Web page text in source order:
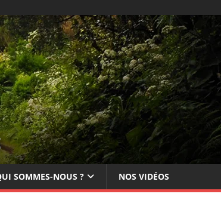
SOMMES-NOUS ? NOS VIDÉOS